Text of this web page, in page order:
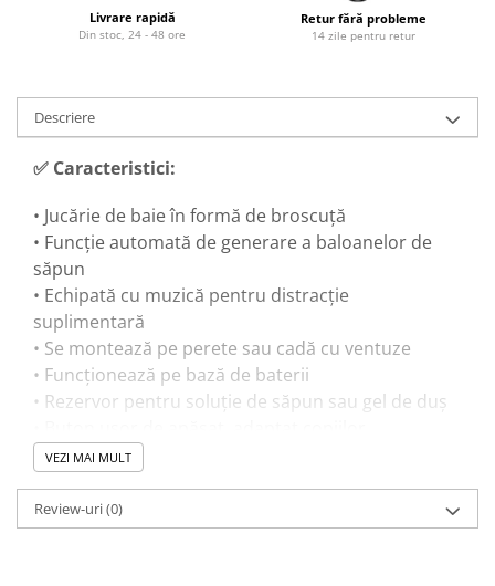
Livrare rapidă
Din stoc, 24 - 48 ore
Retur fără probleme
14 zile pentru retur
Descriere
✅ Caracteristici:
• Jucărie de baie în formă de broscuță
• Funcție automată de generare a baloanelor de
săpun
• Echipată cu muzică pentru distracție
suplimentară
• Se montează pe perete sau cadă cu ventuze
• Funcționează pe bază de baterii
• Rezervor pentru soluție de săpun sau gel de duș
• Material plastic sigur și rezistent
🎓 Beneficii educaționale:
VEZI MAI MULT
Review-uri(0)